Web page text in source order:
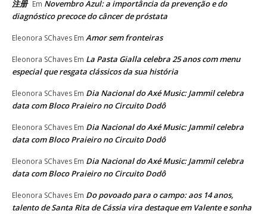
注册 Em Novembro Azul: a importância da prevenção e do
diagnóstico precoce do câncer de próstata
Eleonora SChaves Em Amor sem fronteiras
Eleonora SChaves Em La Pasta Gialla celebra 25 anos com menu
especial que resgata clássicos da sua história
Eleonora SChaves Em Dia Nacional do Axé Music: Jammil celebra
data com Bloco Praieiro no Circuito Dodô
Eleonora SChaves Em Dia Nacional do Axé Music: Jammil celebra
data com Bloco Praieiro no Circuito Dodô
Eleonora SChaves Em Dia Nacional do Axé Music: Jammil celebra
data com Bloco Praieiro no Circuito Dodô
Eleonora SChaves Em Do povoado para o campo: aos 14 anos,
talento de Santa Rita de Cássia vira destaque em Valente e sonha